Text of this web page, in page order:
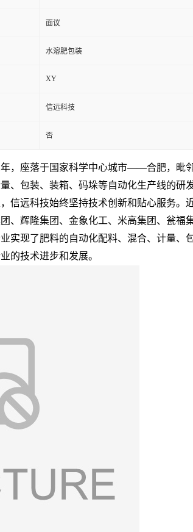
面议
水溶肥包装
XY
信远科技
否
，座落于国家科学中心城市——合肥，毗
、包装、装箱、码垛等自动化生产线的研
信远科技始终坚持技术创新和贴心服务
、辉隆集团、金象化工、米高集团、瓮
实现了肥料的自动化配料、混合、计量
的技术进步和发展。